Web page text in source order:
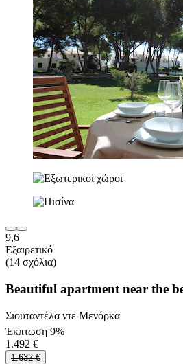
9,6
Εξαιρετικό
(14 σχόλια)
Beautiful apartment near the
Σιουταντέλα ντε Μενόρκα
Έκπτωση 9%
1.492 €
1.632 €